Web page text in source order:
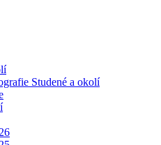
Studené a okolí